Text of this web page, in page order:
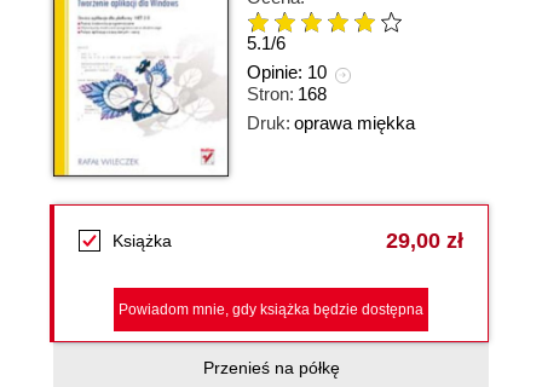
5.1/6
Opinie: 10
Stron: 168
Druk: oprawa miękka
Książka 29,00 zł
Powiadom mnie, gdy książka będzie dostępna
Przenieś na półkę